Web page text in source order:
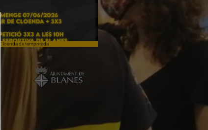
Cloenda de temporada